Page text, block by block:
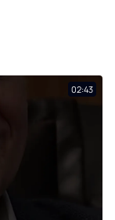
02:43